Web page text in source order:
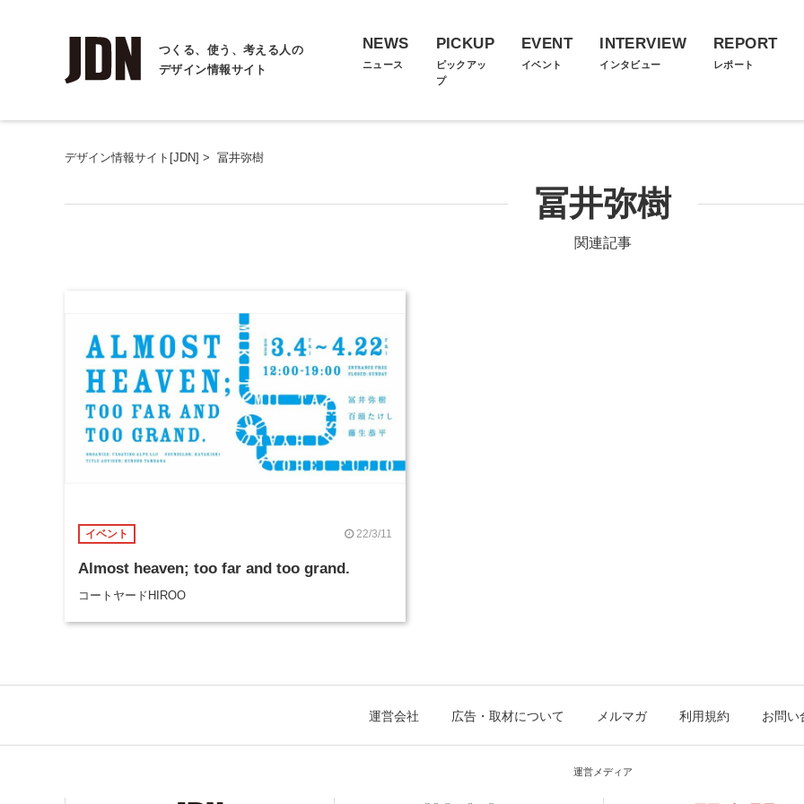
つくる、使う、考える人の
デザイン情報サイト
NEWS
ニュース
PICKUP
ピックアッ
プ
EVENT
イベント
INTERVIEW
インタビュー
REPORT
レポート
デザイン情報サイト[JDN] > 冨井弥樹
冨井弥樹
関連記事
イベント 22/3/11
Almost heaven; too far and too grand.
コートヤードHIROO
運営会社 広告・取材について メルマガ 利用規約 お問い
運営メディア